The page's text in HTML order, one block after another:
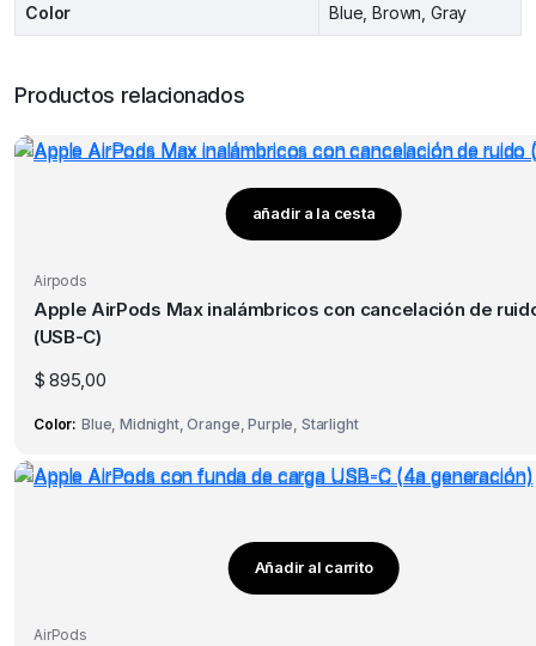
Color Blue, Brown, Gray
Productos relacionados
añadir a la cesta
Este
múltiples
se
elegir
la
página
de
Airpods
Apple AirPods Max inalámbricos con cancelación de
(USB-C)
$ 895,00
Color Blue, Midnight, Orange, Purple, Starlight
Añadir al carrito
AirPods